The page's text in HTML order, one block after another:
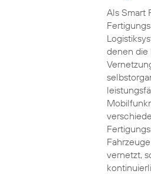
Als Smart
denen die
vernetzt,